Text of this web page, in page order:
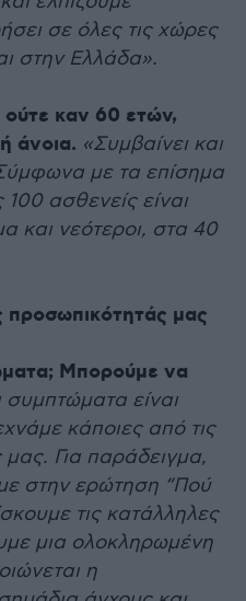
σε όλες τις χώρες
στην Ελλάδα».
καν 60 ετών,
άνοια. «Συμβαίνει και
με τα επίσημα
100 ασθενείς είναι
και νεότεροι, στα 40
μας
Μπορούμε να
είναι
κάποιες από τις
Για παράδειγμα,
στην ερώτηση “Πού
τις κατάλληλες
μια ολοκληρωμένη
η